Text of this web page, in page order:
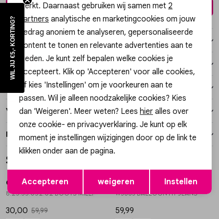
In winkelmand
Over dit item
Winkelvoorraad
Kenmerken
Verzending / Ophalen in de winkel
Retourneren
Style dit met
Gossip
8.25.55.052.02 BOOTS MILLY
30,00 59,99
1/2
Gossip
W3883 BALLOON FIT JEANS
59,99
Marketing cookies
Opslaan
werkt. Daarnaast gebruiken wij samen met 2
partners analytische en marketingcookies om jouw
gedrag anoniem te analyseren, gepersonaliseerde
content te tonen en relevante advertenties aan te
bieden. Je kunt zelf bepalen welke cookies je
accepteert. Klik op 'Accepteren' voor alle cookies,
of kies 'Instellingen' om je voorkeuren aan te
passen. Wil je alleen noodzakelijke cookies? Kies
dan 'Weigeren'. Meer weten? Lees hier alles over
onze cookie- en privacyverklaring. Je kunt op elk
moment je instellingen wijzigingen door op de link te
klikken onder aan de pagina.
Accepteren weigeren Instellen
WIL JIJ €5,- KORTING?